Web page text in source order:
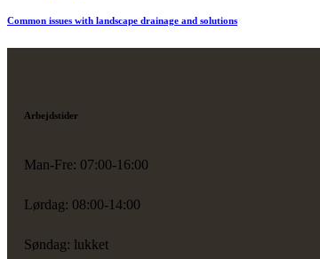
Common issues with landscape drainage and solutions
Arbejdstider
Man-Fre: 07:00-16:00
Lørdag: 08:00-14:00
Søndag: lukket